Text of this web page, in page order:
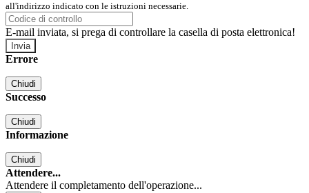
all'indirizzo indicato con le istruzioni necessarie.
E-mail inviata, si prega di controllare la casella di posta elettronica!
Errore
Chiudi
Successo
Chiudi
Informazione
Chiudi
Attendere...
Attendere il completamento dell'operazione...